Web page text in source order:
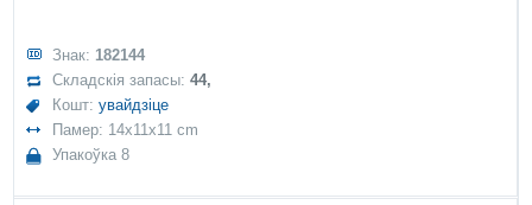
Знак: 182144
Складскія запасы:44,
Кошт:увайдзіце
Памер: 14x11x11 cm
Упакоўка 8